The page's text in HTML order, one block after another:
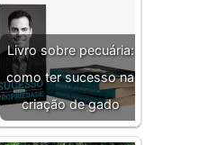
Livro sobre pecuária:
como ter sucesso na
criação de gado